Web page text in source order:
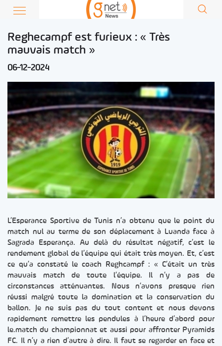
Reghecampf est furieux : « Très
mauvais match »
06-12-2024
L’Esperance Sportive de Tunis n’a obtenu que le point du
match nul au terme de son déplacement à Luanda face à
Sagrada Esperança. Au delà du résultat négatif, c’est le
rendement global de l’équipe qui était très moyen. Et, c’est
ce qu’a constaté le coach Reghcampf : « C’était un très
mauvais match de toute l’équipe. Il n’y a pas de
circonstances atténuantes. Nous n’avons presque rien
réussi malgré toute la domination et la conservation du
ballon. Je ne suis pas du tout content et nous devons
rapidement remettre les pendules à l’heure d’abord pour
le.match du championnat et aussi pour affronter Pyramids
FC. Il n’y a rien d’autre à dire. Il faut se regarder en face et